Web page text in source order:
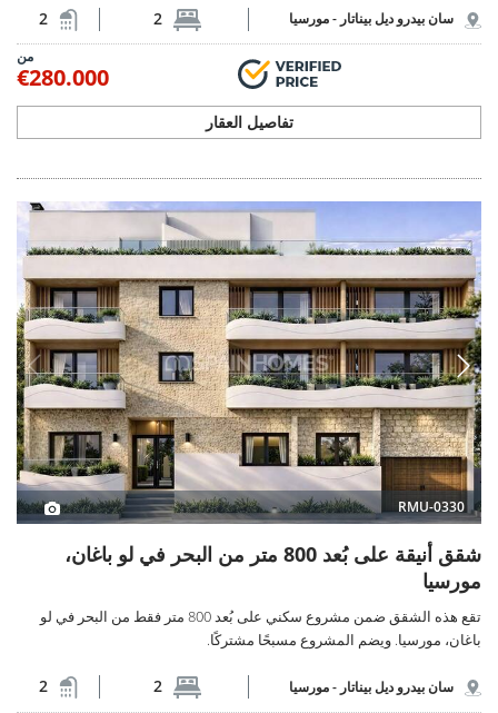
سان بيدرو ديل بيناتار -مورسيا 2
2
من
€280.000
تفاصيل العقار
RMU-0330
شقق أنيقة على بُعد 800 متر من البحر في لو باغان،
مورسيا
تقع هذه الشقق ضمن مشروع سكني على بُعد 800 متر فقط من البحر في لو
باغان، مورسيا. ويضم المشروع مسبحًا مشتركًا.
سان بيدرو ديل بيناتار -مورسيا 2
2